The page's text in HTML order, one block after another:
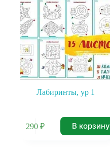
Лабиринты, ур 1
290 ₽ В корзину